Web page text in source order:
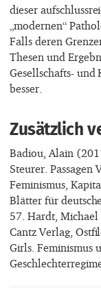
dieser
„modernen“
Falls deren
Thesen und
Gesellschafts- und
besser.
Zusätzlich
Badiou, Alain
Steurer. Passagen
Feminismus,
Blätter für
57. Hardt,
Cantz Verlag,
Girls. Feminismus